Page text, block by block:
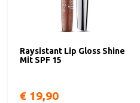
Raysistant Lip Gloss Shine
Mit SPF 15
€ 19,90